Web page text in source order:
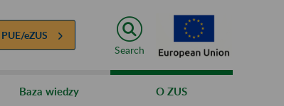
PUE/eZUS
Search
Baza wiedzy O ZUS